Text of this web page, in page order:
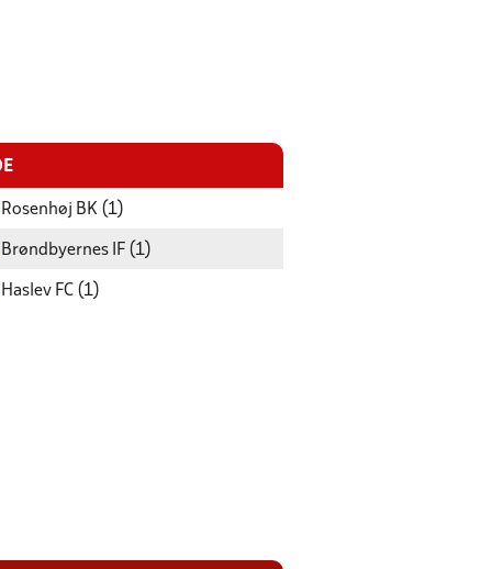
Rosenhøj BK (1)
Brøndbyernes IF (1)
Haslev FC (1)